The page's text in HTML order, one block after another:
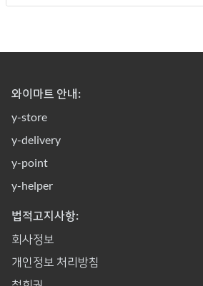
와이마트 안내:
y-store
y-delivery
y-point
y-helper
법적고지사항:
회사정보
개인정보 처리방침